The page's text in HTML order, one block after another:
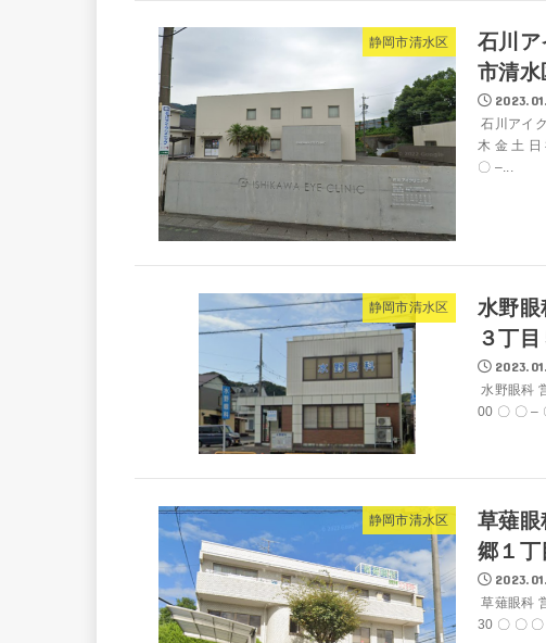
静岡市清水区
石川ア
市清水
石川アイ
木 金 土
〇 –...
静岡市清水区
水野
３丁
水野眼科
00 〇 〇 –
静岡市清水区
草薙眼
郷１丁
草薙眼科
30 〇 〇